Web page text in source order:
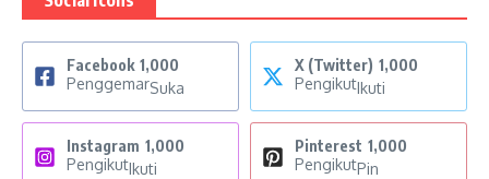
Facebook 1,000
PenggemarSuka
X (Twitter) 1,000
PengikutIkuti
Instagram 1,000
PengikutIkuti
Pinterest 1,000
PengikutPin